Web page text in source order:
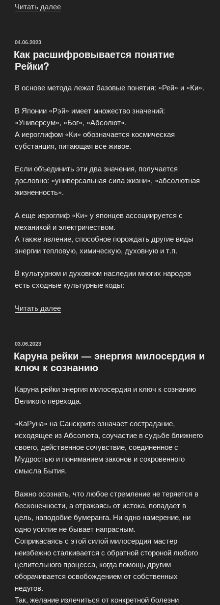
Читать далее
первой
рейки»
ОПУБЛИКОВАНО
04.06.2023
Как расшифровывается понятие
Рейки?
В основе метода лежат базовые понятия: «Рей» и «Ки».
В Японии «Рэй» имеет множество значений:
«Универсум», «Бог», «Абсолют».
А иероглифом «Ки» обозначается космическая
субстанция, питающая все живое.
Если объединить эти два значения, получается
дословно: «универсальная сила жизни», «абсолютная
жизненность».
А еще иероглиф «Ки» у японцев ассоциируется с
механикой и электричеством.
А также явление, способное порождать другие виды
энергии тепловую, химическую, духовную и т.п.
В культурном и духовном наследии многих народов
есть сходные культурные коды:
Читать далее
ОПУБЛИКОВАНО
03.06.2023
Каруна рейки — энергия милосердия и
ключ к сознанию
Каруна рейки энергия милосердия и ключ к сознанию
Великого перехода.
«КаРуна» на Санскрите означает сострадание,
исходящее из Абсолюта, соучастие в судьбе ближнего
своего, действенное сочувствие, соединенное с
Мудростью и пониманием законов и сокровенного
смысла Бытия.
Важно осознать, что любое стремление не теряется в
бесконечности, а отражаясь от истока, попадает в
цель, наподобие бумеранга. Ни одно намерение, ни
одно усилие не бывает напрасным.
Соприкасаясь с этой силой милосердия мастер
неизбежно сталкивается с обратной стороной любого
целительного процесса, когда помощь другим
оборачивается освобождением от собственных
недугов.
Так, желание излечиться от конкретной болезни